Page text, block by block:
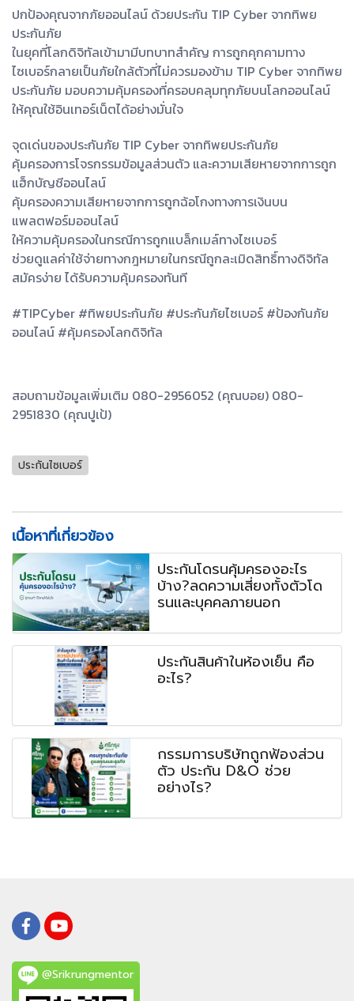
ปกป้องคุณจากภัยออนไลน์ ด้วยประกัน TIP Cyber จากทิพย
ประกันภัย
ในยุคที่โลกดิจิทัลเข้ามามีบทบาทสำคัญ การถูกคุกคามทาง
ไซเบอร์กลายเป็นภัยใกล้ตัวที่ไม่ควรมองข้าม TIP Cyber จากทิพย
ประกันภัย มอบความคุ้มครองที่ครอบคลุมทุกภัยบนโลกออนไลน์
ให้คุณใช้อินเทอร์เน็ตได้อย่างมั่นใจ
จุดเด่นของประกันภัย TIP Cyber จากทิพยประกันภัย
คุ้มครองการโจรกรรมข้อมูลส่วนตัว และความเสียหายจากการถูก
แฮ็กบัญชีออนไลน์
คุ้มครองความเสียหายจากการถูกฉ้อโกงทางการเงินบน
แพลตฟอร์มออนไลน์
ให้ความคุ้มครองในกรณีการถูกแบล็กเมล์ทางไซเบอร์
ช่วยดูแลค่าใช้จ่ายทางกฎหมายในกรณีถูกละเมิดสิทธิ์ทางดิจิทัล
สมัครง่าย ได้รับความคุ้มครองทันที
#TIPCyber #ทิพยประกันภัย #ประกันภัยไซเบอร์ #ป้องกันภัย
ออนไลน์ #คุ้มครองโลกดิจิทัล
สอบถามข้อมูลเพิ่มเติม 080-2956052 (คุณบอย) 080-
2951830 (คุณปูเป้)
ประกันไซเบอร์
เนื้อหาที่เกี่ยวข้อง
ประกันโดรนคุ้มครองอะไร
บ้าง?ลดความเสี่ยงทั้งตัวโด
รนและบุคคลภายนอก
ประกันสินค้าในห้องเย็น คือ
อะไร?
กรรมการบริษัทถูกฟ้องส่วน
ตัว ประกัน D&O ช่วย
อย่างไร?
@Srikrungmentor